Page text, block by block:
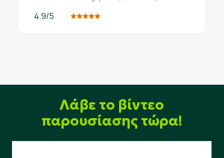
4.9/5
Λάβε το βίντεο
παρουσίασης τώρα!